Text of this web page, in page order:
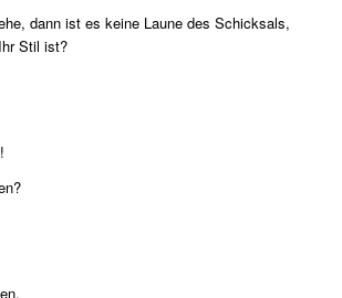
dann ist es keine Laune des Schicksals,
Stil ist?